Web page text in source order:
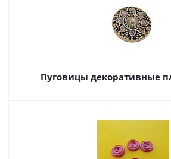
Пуговицы декоративные